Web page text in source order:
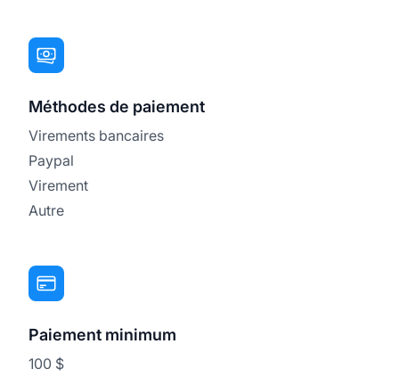
Méthodes de paiement
Virements bancaires
Paypal
Virement
Autre
Paiement minimum
100 $